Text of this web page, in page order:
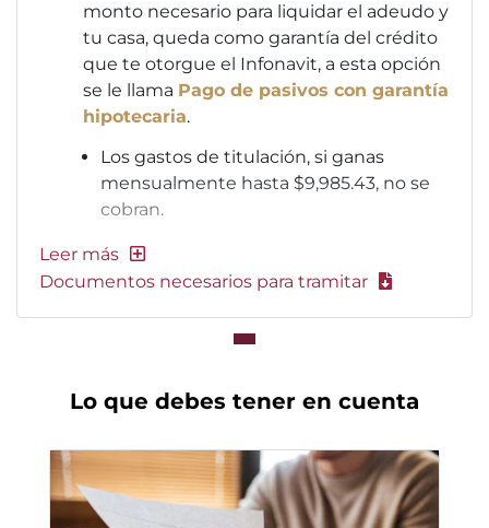
monto necesario para liquidar el adeudo y
tu casa, queda como garantía del crédito
que te otorgue el Infonavit, a esta opción
se le llama Pago de pasivos con garantía
hipotecaria.
Los gastos de titulación, si ganas
mensualmente hasta $9,985.43, no se
cobran.
Documentos necesarios para tramitar
Lo que debes tener en cuenta